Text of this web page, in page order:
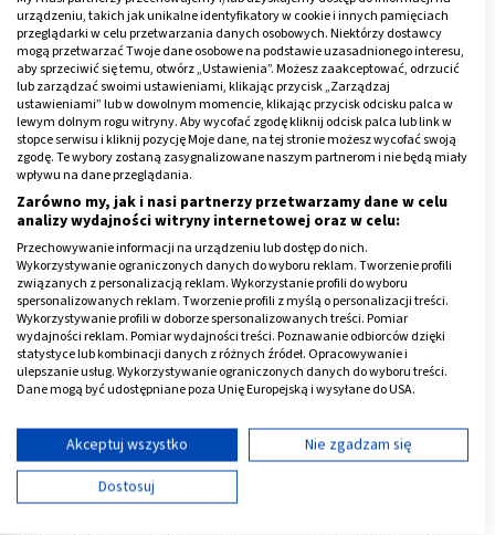
Krople na sen dla dzieci
wieku przedszkolnym i szkolnym, podstawą jest
również zweryfikowanie informacji dotyczących
możliwości stosowania. Niektóre preparaty
urządzeniu, takich jak unikalne identyfikatory w cookie i innych pamięciach
przeglądarki w celu przetwarzania danych osobowych. Niektórzy dostawcy
mogą przetwarzać Twoje dane osobowe na podstawie uzasadnionego interesu,
aby sprzeciwić się temu, otwórz „Ustawienia”. Możesz zaakceptować, odrzucić
lub zarządzać swoimi ustawieniami, klikając przycisk „Zarządzaj
ustawieniami” lub w dowolnym momencie, klikając przycisk odcisku palca w
lewym dolnym rogu witryny. Aby wycofać zgodę kliknij odcisk palca lub link w
stopce serwisu i kliknij pozycję Moje dane, na tej stronie możesz wycofać swoją
zgodę. Te wybory zostaną zasygnalizowane naszym partnerom i nie będą miały
wpływu na dane przeglądania.
Zarówno my, jak i nasi partnerzy przetwarzamy dane w celu
analizy wydajności witryny internetowej oraz w celu:
Przechowywanie informacji na urządzeniu lub dostęp do nich.
Wykorzystywanie ograniczonych danych do wyboru reklam. Tworzenie profili
związanych z personalizacją reklam. Wykorzystanie profili do wyboru
spersonalizowanych reklam. Tworzenie profili z myślą o personalizacji treści.
Wykorzystywanie profili w doborze spersonalizowanych treści. Pomiar
wydajności reklam. Pomiar wydajności treści. Poznawanie odbiorców dzięki
statystyce lub kombinacji danych z różnych źródeł. Opracowywanie i
ulepszanie usług. Wykorzystywanie ograniczonych danych do wyboru treści.
Dane mogą być udostępniane poza Unię Europejską i wysyłane do USA.
Wyświetl listę partnerów (11 dostawców IAB)
Używamy Twoich danych w następujących celach:
Cele przetwarzania IAB:
Akceptuj wszystko
Nie zgadzam się
Dostosuj